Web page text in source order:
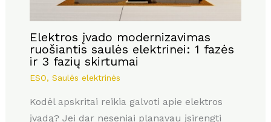
Elektros įvado modernizavimas
ruošiantis saulės elektrinei: 1 fazės
ir 3 fazių skirtumai
ESO, Saulės elektrinės
Kodėl apskritai reikia galvoti apie elektros
įvadą? Jei dar neseniai planavau įsirengti